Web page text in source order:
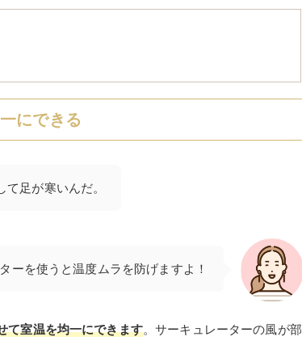
にできる
足が寒いんだ。
ーを使うと温度ムラを防げますよ！
て室温を均一にできます。サーキュレーターの風が部